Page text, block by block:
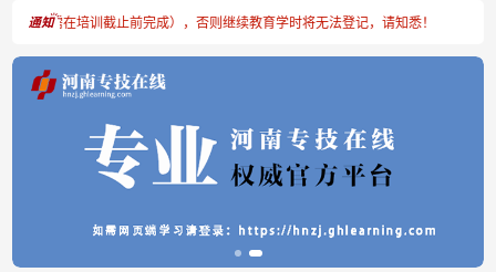
（需在培训截止前完成），否则继续教育学时将无法登记，请知悉！